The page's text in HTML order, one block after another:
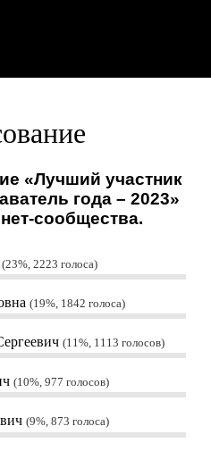
«Лучший участник
года – 2023»
сообщества.
23%, 2223 голоса
19%, 1842 голоса
11%, 1113 голосов
10%, 977 голосов
9%, 873 голоса